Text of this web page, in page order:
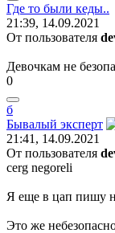
Где то были кеды..
21:39, 14.09.2021
От пользователя
Девочкам не
0
б
Бывалый эксперт
21:41, 14.09.2021
От пользователя
cerg negoreli
Я еще в цап пишу
Это же